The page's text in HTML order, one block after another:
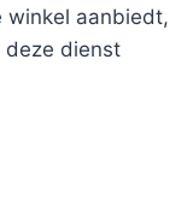
winkel aanbiedt,
deze dienst